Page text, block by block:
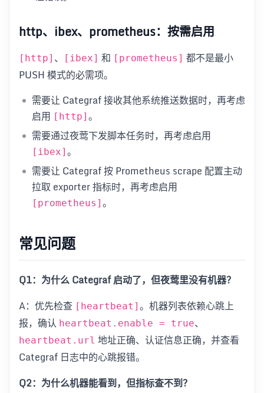
http、ibex、prometheus：按需启用
[http] 、 [ibex] 和 [prometheus] 都不是最小
PUSH 模式的必需项。
需要让 Categraf 接收其他系统推送数据时，再考虑
启用 [http] 。
需要通过夜莺下发脚本任务时，再考虑启用
[ibex] 。
需要让 Categraf 按 Prometheus scrape 配置主动
拉取 exporter 指标时，再考虑启用
[prometheus] 。
常见问题
Q1：为什么 Categraf 启动了，但夜莺里没有机器？
A：优先检查 [heartbeat] 。机器列表依赖心跳上
报，确认 heartbeat.enable = true、
heartbeat.url 地址正确、认证信息正确，并查看
Categraf 日志中的心跳报错。
Q2：为什么机器能看到，但指标查不到？